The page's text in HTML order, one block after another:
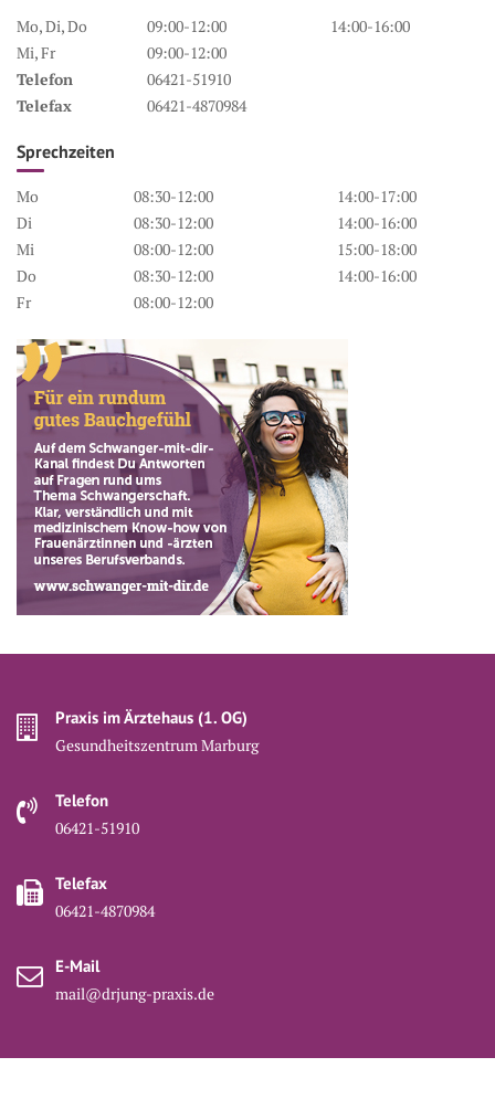
Mo, Di, Do
09:00-12:00
14:00-16:00
Mi, Fr
09:00-12:00
Telefon
06421-51910
Telefax
06421-4870984
Sprechzeiten
Mo 08:30-12:00
14:00-17:00
Di
08:30-12:00
14:00-16:00
Mi
08:00-12:00
15:00-18:00
Do
08:30-12:00
14:00-16:00
Fr
08:00-12:00
Praxis im Ärztehaus (1. OG)
Gesundheitszentrum Marburg
Telefon
06421-51910
Telefax
06421-4870984
E-Mail
mail@drjung-praxis.de